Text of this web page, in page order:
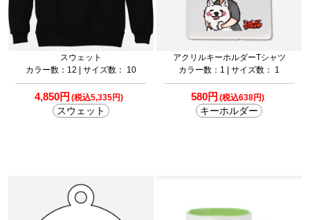
スウェット
カラー数：12 | サイズ数： 10
4,850円 (税込5,335円)
スウェット
アクリルキーホルダーTシャツ
カラー数：1 | サイズ数： 1
580円 (税込638円)
キーホルダー